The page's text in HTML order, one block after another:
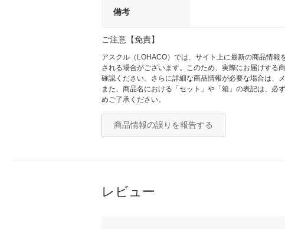
備考
ご注意【免責】
アスクル（LOHACO）では、サイト上に最新の商品情
される場合がございます。このため、実際にお届けする
確認ください。さらに詳細な商品情報が必要な場合は、
また、商品名における「セット」や「箱」の表記は、必
めご了承ください。
商品情報の誤りを報告する
レビュー